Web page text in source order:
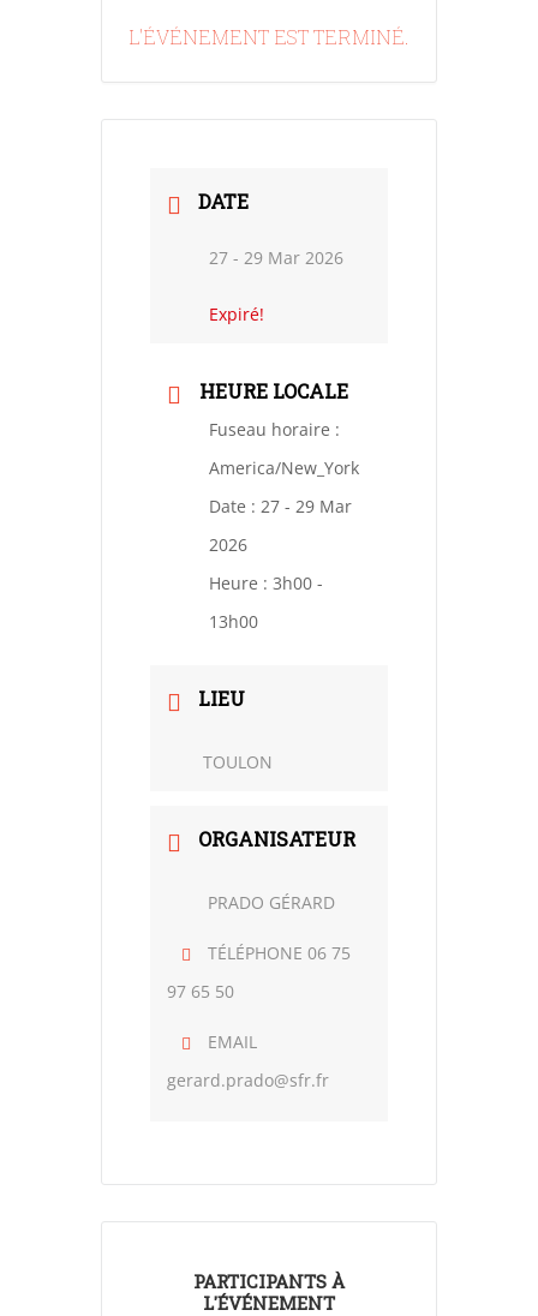
L'ÉVÉNEMENT EST TERMINÉ.
DATE
27 - 29 Mar 2026
Expiré!
HEURE LOCALE
Fuseau horaire :
America/New_York
Date : 27 - 29 Mar
2026
Heure : 3h00 -
13h00
LIEU
TOULON
ORGANISATEUR
PRADO GÉRARD
TÉLÉPHONE 06 75
97 65 50
EMAIL
gerard.prado@sfr.fr
PARTICIPANTS À
L'ÉVÉNEMENT